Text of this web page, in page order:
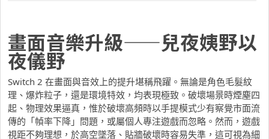
畫面音樂升級——兒夜姨野以
夜儀野
Switch 2 在畫面與音效上的提升堪稱飛躍。無論是角色毛髮紋
理、爆炸粒子，還是環境特效，均表現極致。破壞場景時煙塵四
起、物理效果逼真，惟於破壞高頻時以手提模式少有察覺市面流
傳的「幀率下降」問題，或屬個人專注遊戲而忽略。然而，遊戲
視距不夠理想，於高空墜落、貼牆破壞時容易失準，這可視為細